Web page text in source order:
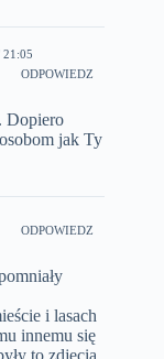
ODPOWIEDZ
Dopiero
jak Ty
ODPOWIEDZ
i lasach
innemu się
to zdjęcia